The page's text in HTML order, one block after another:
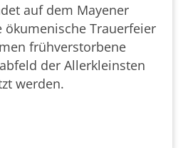
auf dem Mayener
Trauerfeier
frühverstorbene
der Allerkleinsten
werden.